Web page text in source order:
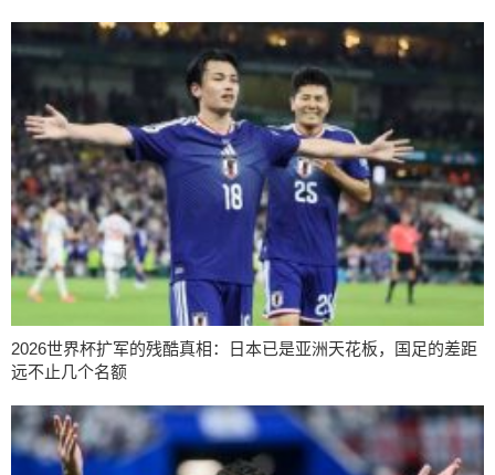
2026世界杯扩军的残酷真相：日本已是亚洲天花板，国足的差距
远不止几个名额